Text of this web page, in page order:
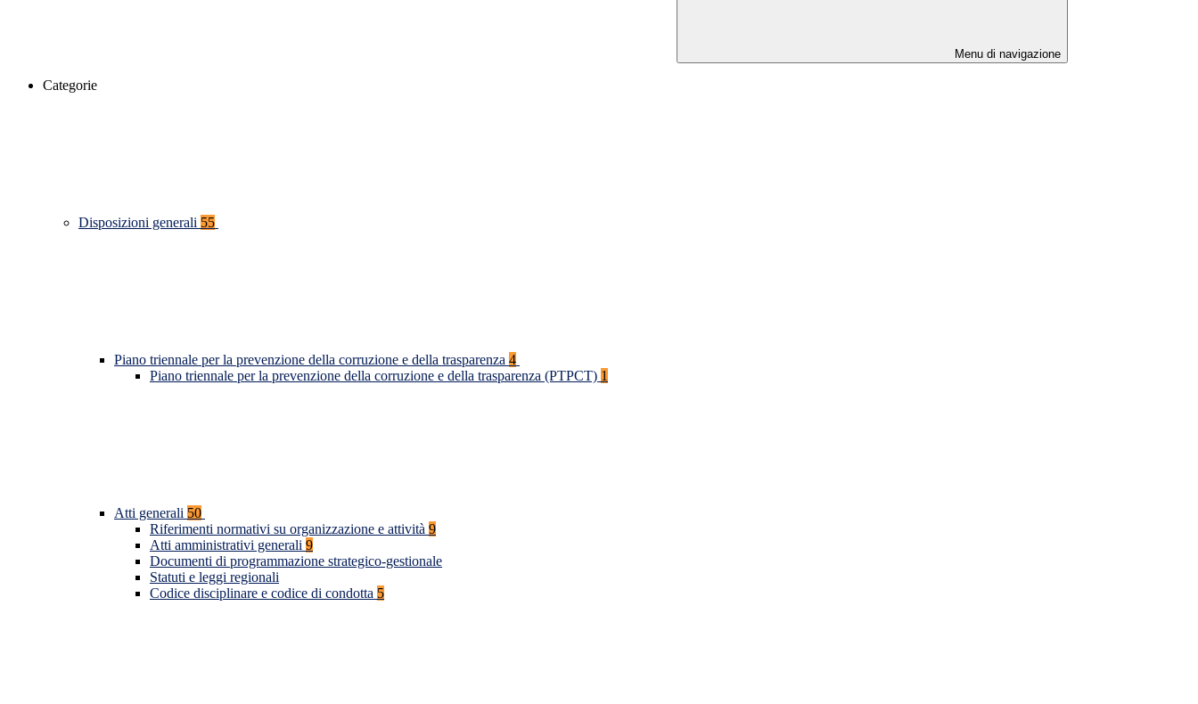
Menu di navigazione
Categorie
Disposizioni generali 55
Piano triennale per la prevenzione della corruzione e della trasparenza 4
Piano triennale per la prevenzione della corruzione e della trasparenza (PTPCT) 1
Atti generali 50
Riferimenti normativi su organizzazione e attività 9
Atti amministrativi generali 9
Documenti di programmazione strategico-gestionale
Statuti e leggi regionali
Codice disciplinare e codice di condotta 5